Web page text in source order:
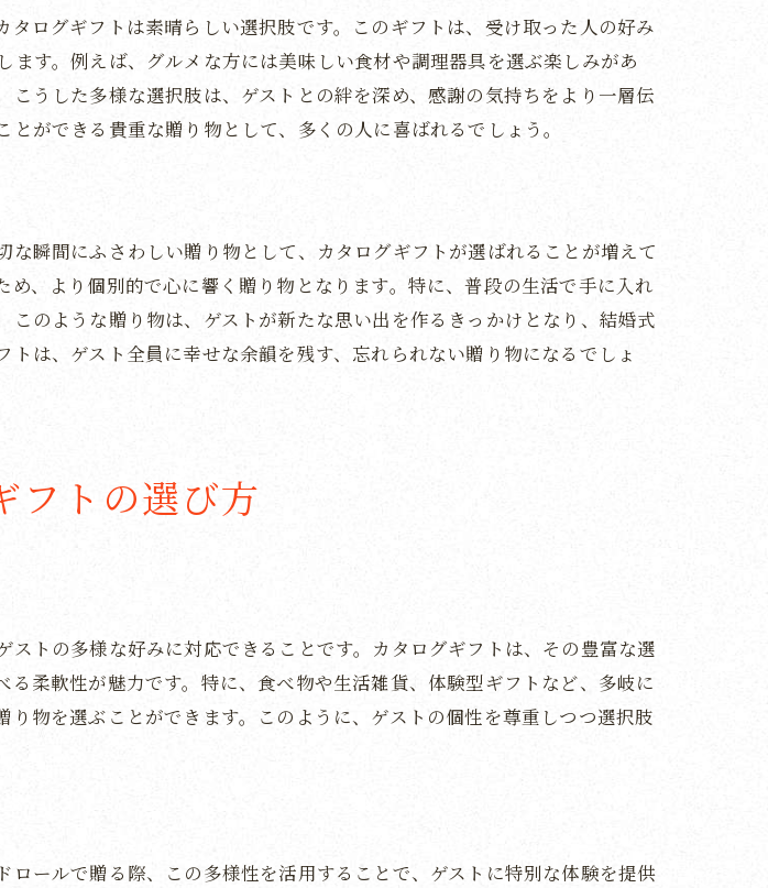
現する感謝の形
るアイテム
フトの選定
込める方法
たりのギフト特集
しいギフト選び
タログギフトの特徴
華やかな演出
エンドロールをさらに特別に
添えるギフト選び
るエンドロールの魅力
やかに飾るアイテム
ログギフトは素晴らしい選択肢です。このギフトは、受け取った人の好み
す。例えば、グルメな方には美味しい食材や調理器具を選ぶ楽しみがあ
うした多様な選択肢は、ゲストとの絆を深め、感謝の気持ちをより一層伝
ができる貴重な贈り物として、多くの人に喜ばれるでしょう。
瞬間にふさわしい贈り物として、カタログギフトが選ばれることが増えて
、より個別的で心に響く贈り物となります。特に、普段の生活で手に入れ
のような贈り物は、ゲストが新たな思い出を作るきっかけとなり、結婚式
は、ゲスト全員に幸せな余韻を残す、忘れられない贈り物になるでしょ
フトの選び方
トの多様な好みに対応できることです。カタログギフトは、その豊富な選
柔軟性が魅力です。特に、食べ物や生活雑貨、体験型ギフトなど、多岐に
物を選ぶことができます。このように、ゲストの個性を尊重しつつ選択肢
ールで贈る際、この多様性を活用することで、ゲストに特別な体験を提供